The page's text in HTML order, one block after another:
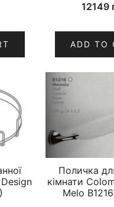
12149
ADD TO
Поличка
кімнати
Melo